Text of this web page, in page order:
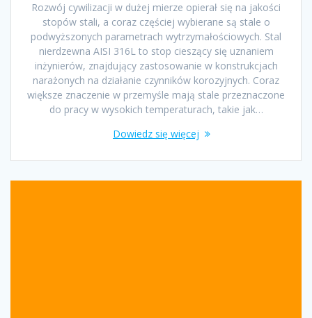
Rozwój cywilizacji w dużej mierze opierał się na jakości
stopów stali, a coraz częściej wybierane są stale o
podwyższonych parametrach wytrzymałościowych. Stal
nierdzewna AISI 316L to stop cieszący się uznaniem
inżynierów, znajdujący zastosowanie w konstrukcjach
narażonych na działanie czynników korozyjnych. Coraz
większe znaczenie w przemyśle mają stale przeznaczone
do pracy w wysokich temperaturach, takie jak…
Dowiedz się więcej